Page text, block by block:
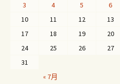
3
4 5 6
10
11 12 13
17
18 19 20
24
25 26 27
31
« 7月